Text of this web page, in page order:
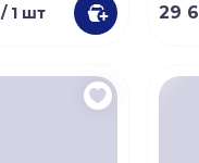
/ 1 шт 29